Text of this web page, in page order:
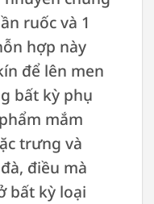
ruốc và 1
hợp này
để lên men
bất kỳ phụ
mắm
trưng và
điều mà
bất kỳ loại